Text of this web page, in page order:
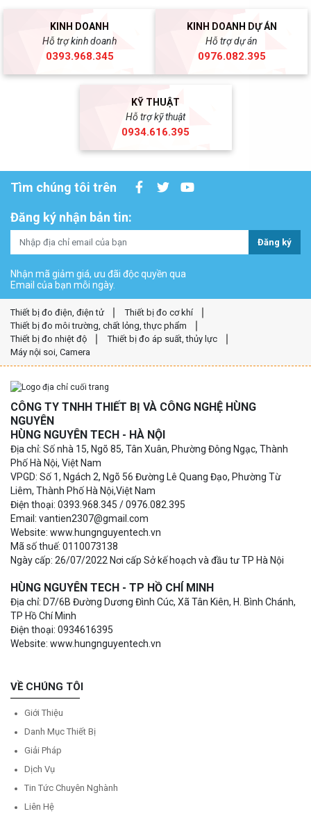
KINH DOANH
Hỗ trợ kinh doanh
0393.968.345
KINH DOANH DỰ ÁN
Hỗ trợ dự án
0976.082.395
KỸ THUẬT
Hỗ trợ kỹ thuật
0934.616.395
Tìm chúng tôi trên
Đăng ký nhận bản tin:
Đăng ký
Nhận mã giảm giá, ưu đãi độc quyền qua
Email của bạn mỗi ngày.
Thiết bị đo điện, điện tử
Thiết bị đo cơ khí
Thiết bị đo môi trường, chất lỏng, thực phẩm
Thiết bị đo nhiệt độ
Thiết bị đo áp suất, thủy lực
Máy nội soi, Camera
CÔNG TY TNHH THIẾT BỊ VÀ CÔNG NGHỆ HÙNG
NGUYÊN
HÙNG NGUYÊN TECH - HÀ NỘI
Địa chỉ: Số nhà 15, Ngõ 85, Tân Xuân, Phường Đông Ngạc, Thành
Phố Hà Nội, Việt Nam
VPGD: Số 1, Ngách 2, Ngõ 56 Đường Lê Quang Đạo, Phường Từ
Liêm, Thành Phố Hà Nội,Việt Nam
Điện thoại: 0393.968.345 / 0976.082.395
Email: vantien2307@gmail.com
Website: www.hungnguyentech.vn
Mã số thuế: 0110073138
Ngày cấp: 26/07/2022 Nơi cấp Sở kế hoạch và đầu tư TP Hà Nội
HÙNG NGUYÊN TECH - TP HỒ CHÍ MINH
Địa chỉ: D7/6B Đường Dương Đình Cúc, Xã Tân Kiên, H. Bình Chánh,
TP Hồ Chí Minh
Điện thoại: 0934616395
Website: www.hungnguyentech.vn
VỀ CHÚNG TÔI
Giới Thiệu
Danh Mục Thiết Bị
Giải Pháp
Dịch Vụ
Tin Tức Chuyên Nghành
Liên Hệ